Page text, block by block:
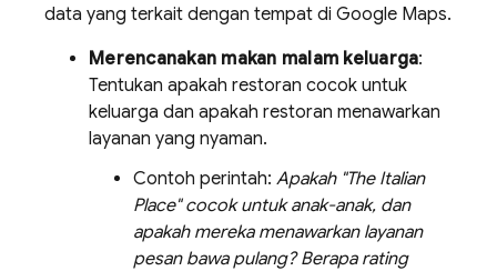
data yang terkait dengan tempat di Google Maps.
Merencanakan makan malam keluarga:
Tentukan apakah restoran cocok untuk
keluarga dan apakah restoran menawarkan
layanan yang nyaman.
Contoh perintah: Apakah "The Italian
Place" cocok untuk anak-anak, dan
apakah mereka menawarkan layanan
pesan bawa pulang? Berapa rating